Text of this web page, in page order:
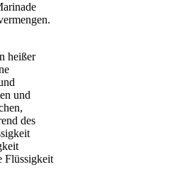
heißer
und
des
Flüssigkeit